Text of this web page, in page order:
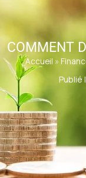
COMMENT
Accueil »
Publié